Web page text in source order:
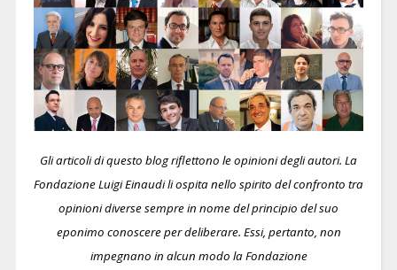
Gli articoli di questo blog riflettono le opinioni degli autori. La
Fondazione Luigi Einaudi li ospita nello spirito del confronto tra
opinioni diverse sempre in nome del principio del suo
eponimo conoscere per deliberare. Essi, pertanto, non
impegnano in alcun modo la Fondazione